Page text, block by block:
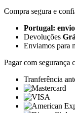
Compra segura e
Portugal:
Devoluções
Enviamos para
Pagar com segurança
Tranferência